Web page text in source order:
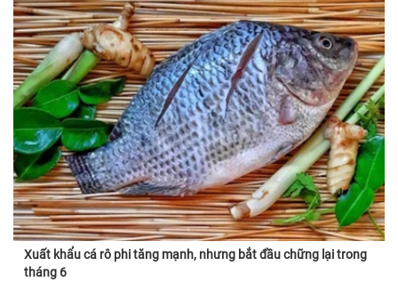
Xuất khẩu cá rô phi tăng mạnh, nhưng bắt đầu chững lại trong
tháng 6